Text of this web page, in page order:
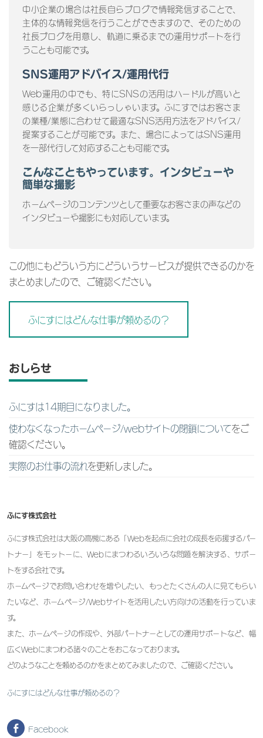
中小企業の場合は社長自らブログで情報発信することで、
主体的な情報発信を行うことができますので、そのための
社長ブログを用意し、軌道に乗るまでの運用サポートを行
うことも可能です。
SNS運用アドバイス/運用代行
Web運用の中でも、特にSNSの活用はハードルが高いと
感じる企業が多くいらっしゃいます。ふにすではお客さま
の業種/業態に合わせて最適なSNS活用方法をアドバイス/
提案することが可能です。また、場合によってはSNS運用
を一部代行して対応することも可能です。
こんなこともやっています。インタビューや
簡単な撮影
ホームページのコンテンツとして重要なお客さまの声などの
インタビューや撮影にも対応しています。
この他にもどういう方にどういうサービスが提供できるのかを
まとめましたので、ご確認ください。
ふにすにはどんな仕事が頼めるの？
おしらせ
ふにすは14期目になりました。
使わなくなったホームページ/webサイトの閉鎖についてをご
確認ください。
実際のお仕事の流れを更新しました。
ふにす株式会社
ふにす株式会社は大阪の高槻にある「Webを起点に会社の成長を応援するパー
トナー」をモットーに、Webにまつわるいろいろな問題を解決する、サポー
トをする会社です。
ホームページでお問い合わせを増やしたい、もっとたくさんの人に見てもらい
たいなど、ホームページ/Webサイトを活用したい方向けの活動を行っていま
す。
また、ホームページの作成や、外部パートナーとしての運用サポートなど、幅
広くWebにまつわる諸々のことをおこなっております。
どのようなことを頼めるのかをまとめてみましたので、ご確認ください。
ふにすにはどんな仕事が頼めるの？
Facebook